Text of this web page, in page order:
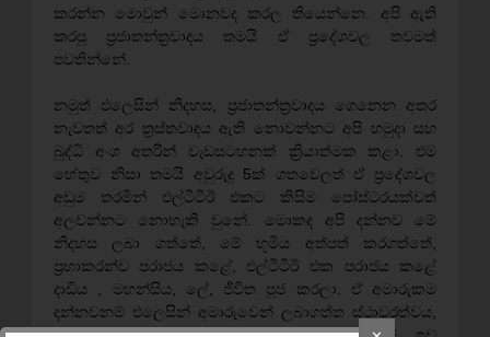
කරන්න මොවුන් මොනවද කරල තියෙන්නෙ. අපි ඇති
කරපු ප්‍රජාතන්ත්‍රවාදය තමයි ඒ ප්‍රදේශවල තවමත්
පවතින්නේ.
නමුත් එලෙසින් නිදහස, ප්‍රජාතන්ත්‍රවාදය ගෙනෙන අතර
නැවතත් අර ත්‍රස්තවාදය ඇති නොවන්නට අපි හමුදා සහ
බුද්ධි අංශ අතරින් වැඩසටහනක් ක්‍රියාත්මක කළා. එම
හේතුව නිසා තමයි අවුරුදු 5ක් ගතවෙලත් ඒ ප්‍රදේශවල
අඩුම තරමින් එල්ටීටීඊ එකට කිසිම පෝස්ටරයක්වත්
අලවන්නට නොහැකි වුනේ. මොකද අපි දන්නව මේ
නිදහස ලබා ගත්තේ, මේ භූමිය අත්පත් කරගත්තේ,
ප්‍රභාකරන්ව පරාජය කළේ, එල්ටීටීඊ එක පරාජය කළේ
දාඩිය , මහන්සිය, ලේ, ජීවිත පූජ කරලා. ඒ අමාරුකම
දන්නවනම් එලෙසින් අමාරුවෙන් ලබාගත්ත ස්ථාවරත්වය,